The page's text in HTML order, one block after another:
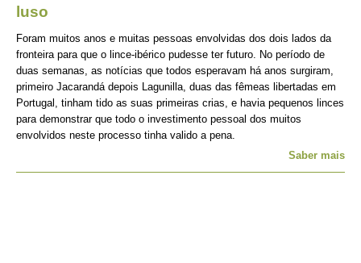
luso
Foram muitos anos e muitas pessoas envolvidas dos dois lados da
fronteira para que o lince-ibérico pudesse ter futuro. No período de
duas semanas, as notícias que todos esperavam há anos surgiram,
primeiro Jacarandá depois Lagunilla, duas das fêmeas libertadas em
Portugal, tinham tido as suas primeiras crias, e havia pequenos linces
para demonstrar que todo o investimento pessoal dos muitos
envolvidos neste processo tinha valido a pena.
Saber mais